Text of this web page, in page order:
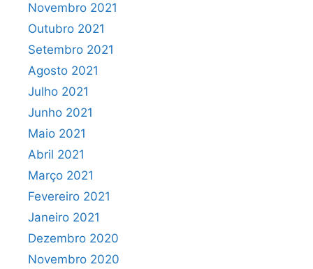
Novembro 2021
Outubro 2021
Setembro 2021
Agosto 2021
Julho 2021
Junho 2021
Maio 2021
Abril 2021
Março 2021
Fevereiro 2021
Janeiro 2021
Dezembro 2020
Novembro 2020